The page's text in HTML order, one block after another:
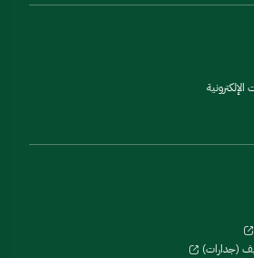
(جدارات)